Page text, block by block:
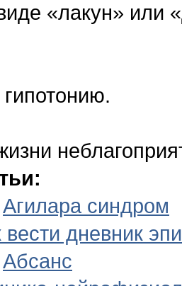
«лакун» или
Агилара синдром
вести дневник
Абсанс